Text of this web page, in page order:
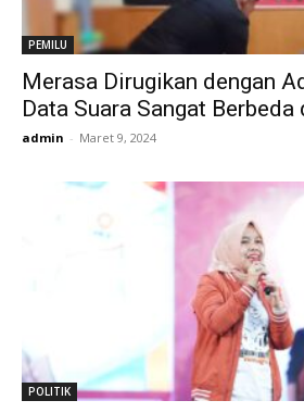
PEMILU
Merasa Dirugikan dengan
Data Suara Sangat Berbeda
admin - Maret 9, 2024
POLITIK